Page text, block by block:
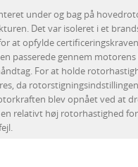
under og bag på
Det var isoleret i et
at opfylde
passerede gennem
For at holde
da
blev opnået ved at
en relativt høj rotorhastighed